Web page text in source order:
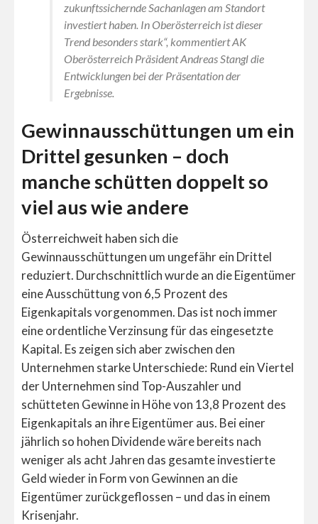
zukunftssichernde Sachanlagen am Standort
investiert haben. In Oberösterreich ist dieser
Trend besonders stark“, kommentiert AK
Oberösterreich Präsident Andreas Stangl die
Entwicklungen bei der Präsentation der
Ergebnisse.
Gewinnausschüttungen um ein
Drittel gesunken – doch
manche schütten doppelt so
viel aus wie andere
Österreichweit haben sich die
Gewinnausschüttungen um ungefähr ein Drittel
reduziert. Durchschnittlich wurde an die Eigentümer
eine Ausschüttung von 6,5 Prozent des
Eigenkapitals vorgenommen. Das ist noch immer
eine ordentliche Verzinsung für das eingesetzte
Kapital. Es zeigen sich aber zwischen den
Unternehmen starke Unterschiede: Rund ein Viertel
der Unternehmen sind Top-Auszahler und
schütteten Gewinne in Höhe von 13,8 Prozent des
Eigenkapitals an ihre Eigentümer aus. Bei einer
jährlich so hohen Dividende wäre bereits nach
weniger als acht Jahren das gesamte investierte
Geld wieder in Form von Gewinnen an die
Eigentümer zurückgeflossen – und das in einem
Krisenjahr.